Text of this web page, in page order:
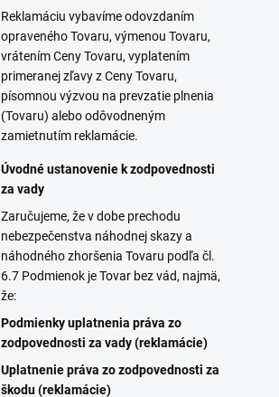
Reklamáciu vybavíme odovzdaním
opraveného Tovaru, výmenou Tovaru,
vrátením Ceny Tovaru, vyplatením
primeranej zľavy z Ceny Tovaru,
písomnou výzvou na prevzatie plnenia
(Tovaru) alebo odôvodneným
zamietnutím reklamácie.
Úvodné ustanovenie k zodpovednosti
za vady
Zaručujeme, že v dobe prechodu
nebezpečenstva náhodnej skazy a
náhodného zhoršenia Tovaru podľa čl.
6.7 Podmienok je Tovar bez vád, najmä,
že:
Podmienky uplatnenia práva zo
zodpovednosti za vady (reklamácie)
Uplatnenie práva zo zodpovednosti za
škodu (reklamácie)